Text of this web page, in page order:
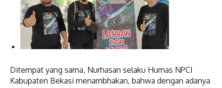
Ditempat yang sama, Nurhasan selaku Humas NPCI
Kabupaten Bekasi menambhakan, bahwa dengan adanya